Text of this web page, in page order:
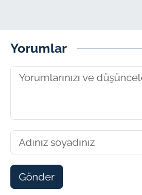
Yorumlar
Gönder